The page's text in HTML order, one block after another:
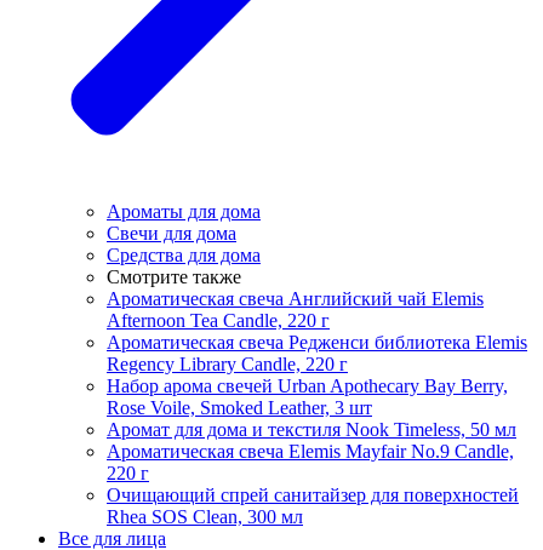
Ароматы для дома
Свечи для дома
Средства для дома
Смотрите также
Ароматическая свеча Английский чай Elemis
Afternoon Tea Candle, 220 г
Ароматическая свеча Редженси библиотека Elemis
Regency Library Candle, 220 г
Набор арома свечей Urban Apothecary Bay Berry,
Rose Voile, Smoked Leather, 3 шт
Аромат для дома и текстиля Nook Timeless, 50 мл
Ароматическая свеча Elemis Mayfair No.9 Candle,
220 г
Очищающий спрей санитайзер для поверхностей
Rhea SOS Clean, 300 мл
Все для лица